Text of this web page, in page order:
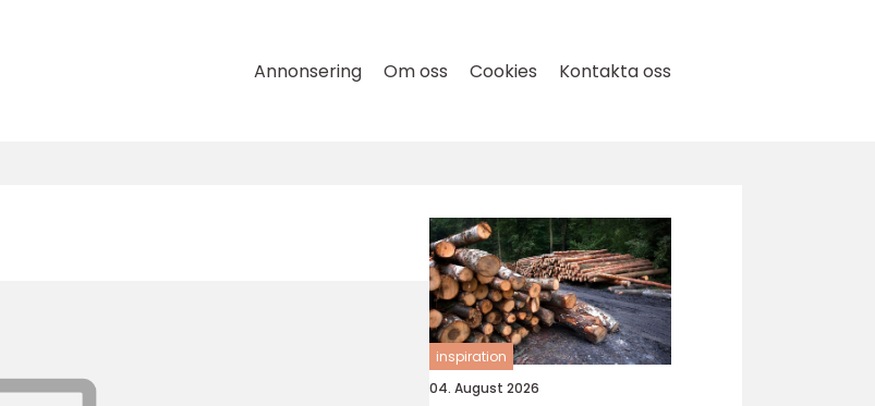
Annonsering Om oss Cookies Kontakta oss
inspiration
04. August 2026